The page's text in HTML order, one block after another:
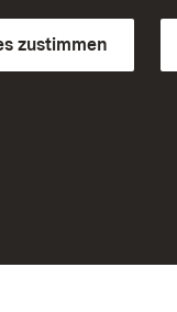
zustimmen